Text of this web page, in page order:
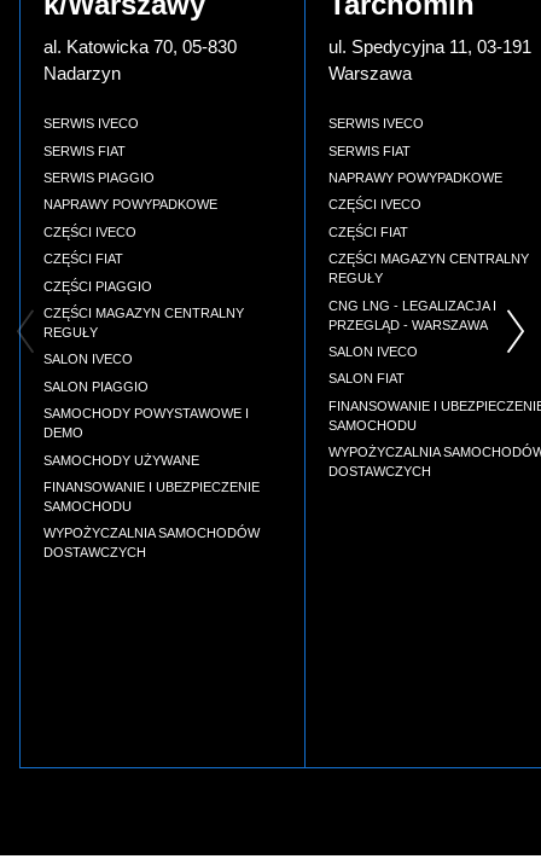
al. Katowicka 70, 05-830
Nadarzyn
SERWIS IVECO
SERWIS FIAT
SERWIS PIAGGIO
NAPRAWY POWYPADKOWE
CZĘŚCI IVECO
CZĘŚCI FIAT
CZĘŚCI PIAGGIO
CZĘŚCI MAGAZYN CENTRALNY
REGUŁY
SALON IVECO
SALON PIAGGIO
SAMOCHODY POWYSTAWOWE I
DEMO
SAMOCHODY UŻYWANE
FINANSOWANIE I UBEZPIECZENIE
SAMOCHODU
WYPOŻYCZALNIA SAMOCHODÓW
DOSTAWCZYCH
ul. Spedycyjna 11, 03-191
Warszawa
SERWIS IVECO
SERWIS FIAT
NAPRAWY POWYPADKOWE
CZĘŚCI IVECO
CZĘŚCI FIAT
CZĘŚCI MAGAZYN CENTRALNY
REGUŁY
CNG LNG - LEGALIZACJA I
PRZEGLĄD - WARSZAWA
SALON IVECO
SALON FIAT
FINANSOWANIE I
SAMOCHODU
WYPOŻYCZALNIA
DOSTAWCZYCH